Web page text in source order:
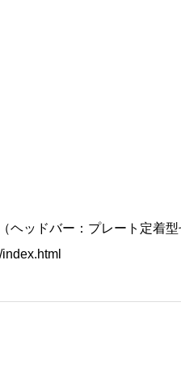
ヘッドバー：プレート定着